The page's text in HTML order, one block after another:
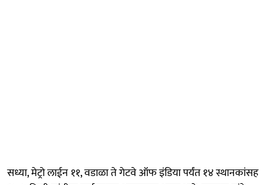
सध्या, मेट्रो लाईन ११, वडाळा ते गेटवे ऑफ इंडिया पर्यंत १४ स्थानकांसह